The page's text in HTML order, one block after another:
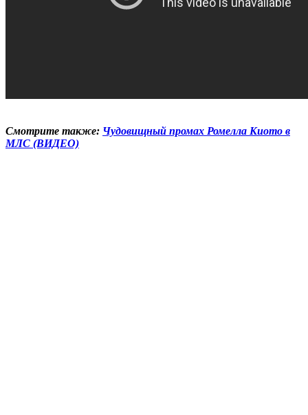
Смотрите также: Чудовищный промах Ромелла Киото в
МЛС (ВИДЕО)